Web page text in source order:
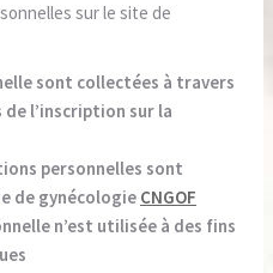
sur le site de
sont collectées à travers
l’inscription sur la
personnelles sont
de gynécologie CNGOF
n’est utilisée à des fins